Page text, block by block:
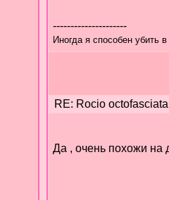
---------------------
Иногда я способен убить
RE: Rocio
Да , очень похожи на